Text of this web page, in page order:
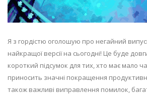
Я з гордістю оголошую про негайний
найкращої версії на сьогодні! Це буде
короткий підсумок для тих, хто має мало
приносить значні покращення
також важливі виправлення помилок,